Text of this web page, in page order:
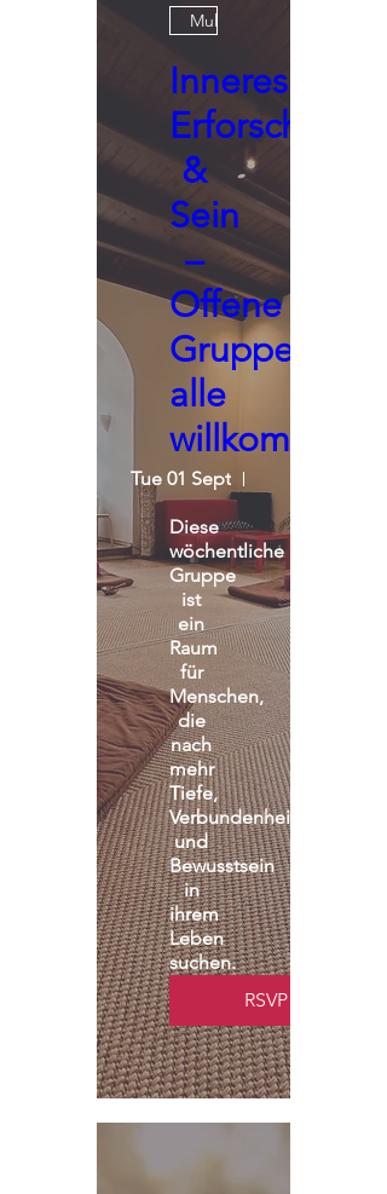
Multiple Dates
Inneres
Erforschen
&
Sein
–
Offene
Gruppe,
alle
willkommen
Tue 01 Sept
Diese
wöchentliche
Gruppe
ist
ein
Raum
für
Menschen,
die
nach
mehr
Tiefe,
Verbundenheit
und
Bewusstsein
in
ihrem
Leben
suchen.
RSVP